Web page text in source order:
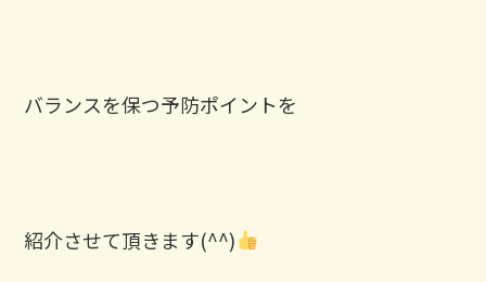
バランスを保つ予防ポイントを
紹介させて頂きます(^^)